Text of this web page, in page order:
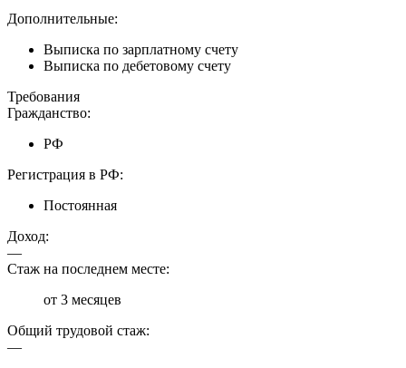
Дополнительные:
Выписка по зарплатному счету
Выписка по дебетовому счету
Требования
Гражданство:
РФ
Регистрация в РФ:
Постоянная
Доход:
—
Стаж на последнем месте:
от 3 месяцев
Общий трудовой стаж:
—